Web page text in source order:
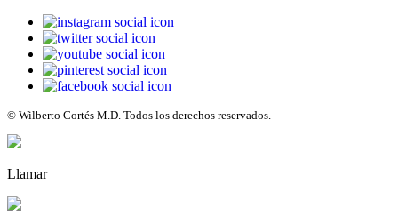
© Wilberto Cortés M.D. Todos los derechos reservados.
Llamar